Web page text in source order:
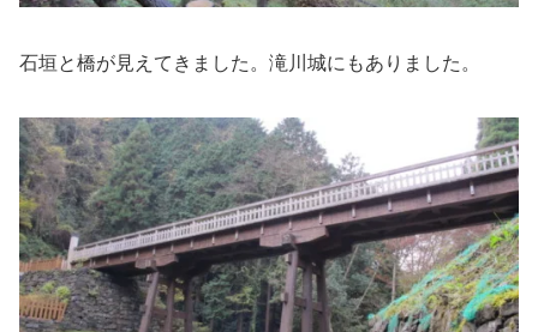
石垣と橋が見えてきました。滝川城にもありました。